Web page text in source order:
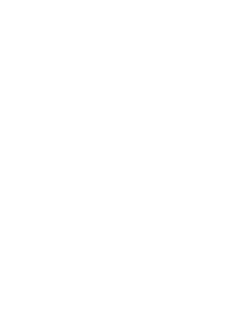
à notre service